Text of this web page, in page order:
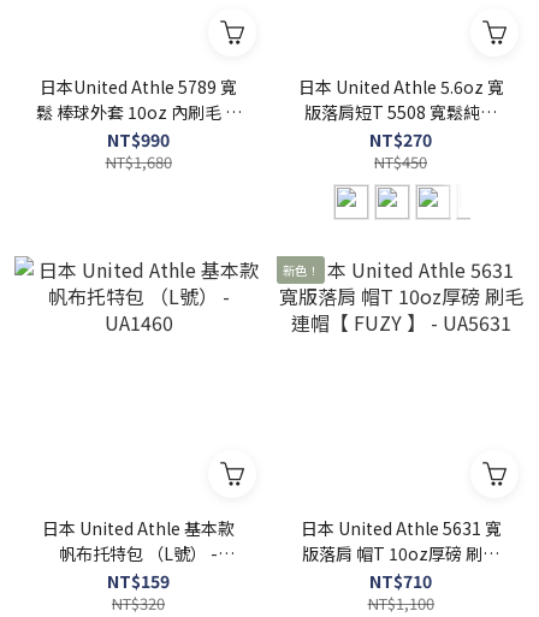
日本United Athle 5789 寬
鬆 棒球外套 10oz 內刷毛 【
FUZY 】 - UA5789
NT$990
NT$1,680
日本 United Athle 5.6oz 寬
版落肩短T 5508 寬鬆純棉
無口袋 - UA5508
NT$270
NT$450
日本 United Athle 基本款
帆布托特包 （L號） -
UA1460
NT$159
NT$320
新色！
日本 United Athle 5631 寬
版落肩 帽T 10oz厚磅 刷毛
連帽【 FUZY 】 - UA5631
NT$710
NT$1,100